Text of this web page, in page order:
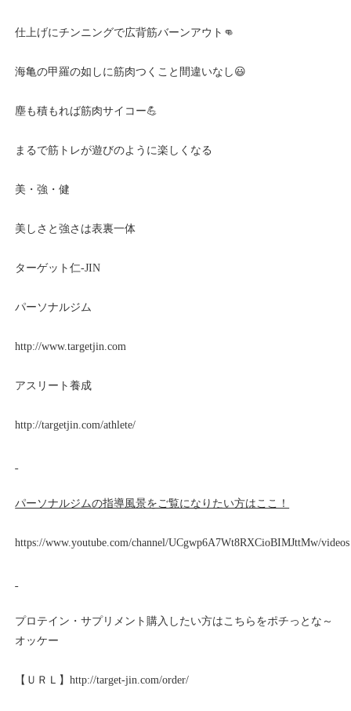
仕上げにチンニングで広背筋バーンアウト👊
海亀の甲羅の如しに筋肉つくこと間違いなし😃
塵も積もれば筋肉サイコー💪
まるで筋トレが遊びのように楽しくなる
美・強・健
美しさと強さは表裏一体
ターゲット仁-JIN
パーソナルジム
http://www.targetjin.com
アスリート養成
http://targetjin.com/athlete/
パーソナルジムの指導風景をご覧になりたい方はここ！
https://www.youtube.com/channel/UCgwp6A7Wt8RXCioBIMJttMw/videos
プロテイン・サプリメント購入したい方はこちらをポチっとな～
オッケー
【ＵＲＬ】http://target-jin.com/order/